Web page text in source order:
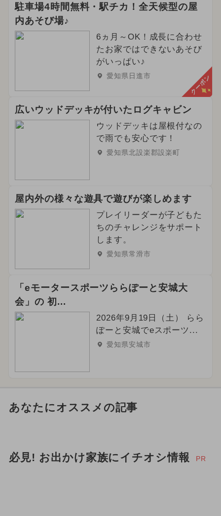
駐車場4時間無料・駅チカ！全天候型の屋
内あそび場♪
6ヵ月～OK！成長に合わせ
たお家ではできないあそび
がいっぱい♪
愛知県日進市 クーポン
広いウッドデッキが付いたログキャビン
ウッドデッキは屋根付なの
で雨でも安心です！
愛知県北設楽郡設楽町
屋内外の様々な遊具で遊びが楽しめます
プレイリーダーが子どもた
ちのチャレンジをサポート
します。
愛知県常滑市
「eモータースポーツららぽーと安城大
会」の 初...
2026年9月19日（土） らら
ぽーと安城でeスポーツ...
愛知県安城市
あなたにオススメの記事
必見! お出かけ家族にイチオシ情報 PR